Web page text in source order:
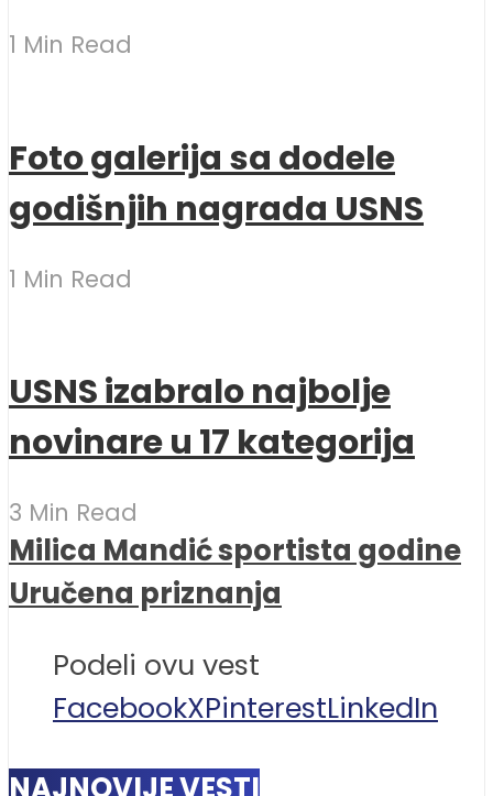
1 Min Read
Foto galerija sa dodele
godišnjih nagrada USNS
1 Min Read
USNS izabralo najbolje
novinare u 17 kategorija
3 Min Read
Milica Mandić sportista godine
Uručena priznanja
Podeli ovu vest
FacebookXPinterestLinkedIn